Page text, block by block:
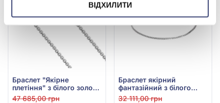
ВІДХИЛИТИ
Браслет "Якірне
плетіння" з білого золота
585°, арт. 2102191
47 685,00 грн
Браслет якірний
фантазійний з білого
золота 585°, арт. 201191
32 111,00 грн